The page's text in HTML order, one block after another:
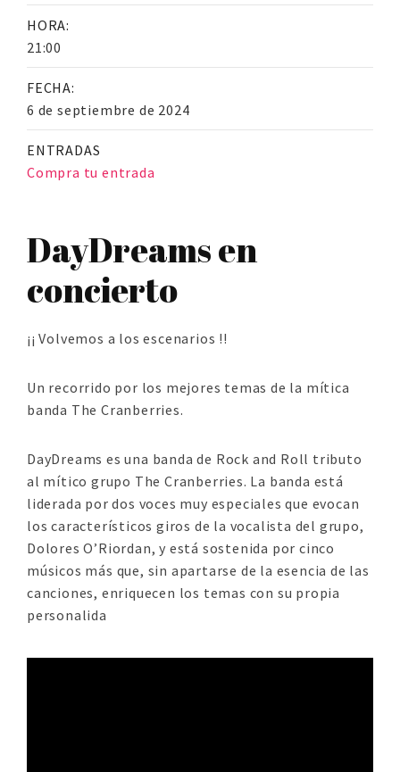
HORA:
21:00
FECHA:
6 de septiembre de 2024
ENTRADAS
Compra tu entrada
DayDreams en
concierto
¡¡ Volvemos a los escenarios !!
Un recorrido por los mejores temas de la mítica
banda The Cranberries.
DayDreams es una banda de Rock and Roll tributo
al mítico grupo The Cranberries. La banda está
liderada por dos voces muy especiales que evocan
los característicos giros de la vocalista del grupo,
Dolores O’Riordan, y está sostenida por cinco
músicos más que, sin apartarse de la esencia de las
canciones, enriquecen los temas con su propia
personalida